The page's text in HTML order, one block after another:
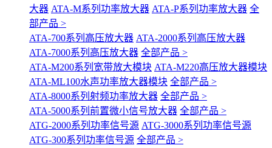
大器 ATA-M系列功率放大器 ATA-P系列功率放大器 全
部产品 >
ATA-700系列高压放大器 ATA-2000系列高压放大器
ATA-7000系列高压放大器 全部产品 >
ATA-M200系列宽带放大模块 ATA-M220高压放大器模块
ATA-ML100水声功率放大器模块 全部产品 >
ATA-8000系列射频功率放大器 全部产品 >
ATA-5000系列前置微小信号放大器 全部产品 >
ATG-2000系列功率信号源 ATG-3000系列功率信号源
ATG-300系列功率信号源 全部产品 >